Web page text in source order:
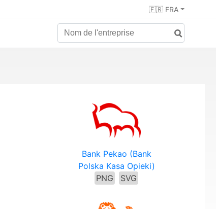
🇫🇷 FRA
Bank Pekao (Bank
Polska Kasa Opieki)
PNG
SVG